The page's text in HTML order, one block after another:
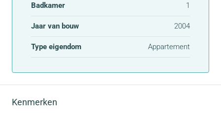
Badkamer 1
Jaar van bouw 2004
Type eigendom Appartement
Kenmerken